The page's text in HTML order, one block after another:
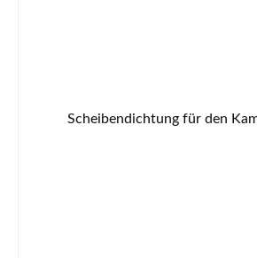
Scheibendichtung für den Kaminofen Elite Budapest R4210, R4213 Elite Budapest R4210, R4213 Scheibendichtung Eckdaten: Dichtung, Ofenschnur Flachdichtung Maße